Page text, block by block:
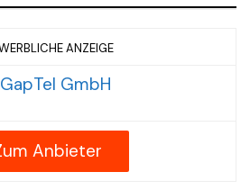
ANZEIGE
Anbieter